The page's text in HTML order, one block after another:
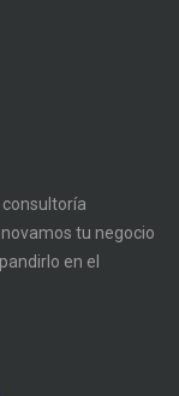
tu negocio
en el